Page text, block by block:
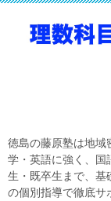
徳島の藤原塾は地域
学・英語に強く、国
生・既卒生まで、基
の個別指導で徹底サ